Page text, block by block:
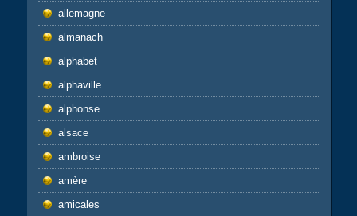
allemagne
almanach
alphabet
alphaville
alphonse
alsace
ambroise
amère
amicales